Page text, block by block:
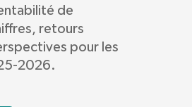
de
retours
pour les
2026.